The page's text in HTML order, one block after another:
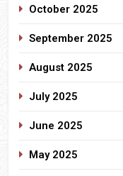
October 2025
September 2025
August 2025
July 2025
June 2025
May 2025